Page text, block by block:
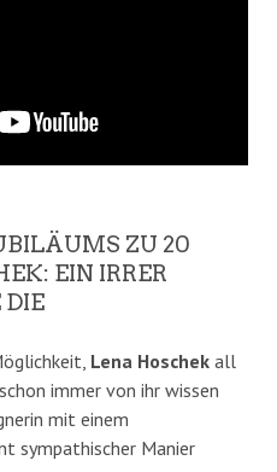
ZU 20
EIN IRRER
Lena Hoschek all
immer von ihr wissen
mit einem
sympathischer Manier